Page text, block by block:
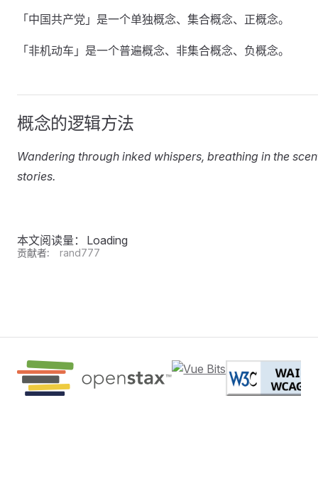
「中国共产党」是一个单独概念、集合概念、正概念。
「非机动车」是一个普遍概念、非集合概念、负概念。
概念的逻辑方法
Wandering through inked whispers, breathing in the
stories.
本文阅读量： Loading
贡献者: rand777